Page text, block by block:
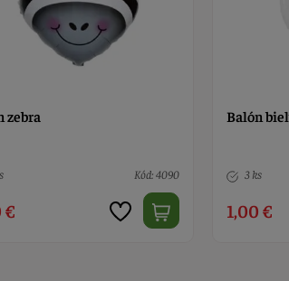
zebra
Kód: 4090
€
Balón
3 ks
1,00 €